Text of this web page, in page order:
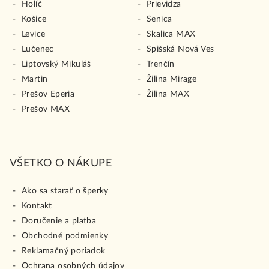
Holíč
Košice
Levice
Lučenec
Liptovský Mikuláš
Martin
Prešov Eperia
Prešov MAX
Prievidza
Senica
Skalica MAX
Spišská Nová Ves
Trenčín
Žilina Mirage
Žilina MAX
VŠETKO O NÁKUPE
Ako sa starať o šperky
Kontakt
Doručenie a platba
Obchodné podmienky
Reklamačný poriadok
Ochrana osobných údajov